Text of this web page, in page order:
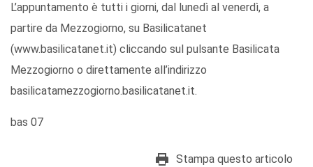
L’appuntamento è tutti i giorni, dal lunedì al venerdì, a
partire da Mezzogiorno, su Basilicatanet
(www.basilicatanet.it) cliccando sul pulsante Basilicata
Mezzogiorno o direttamente all’indirizzo
basilicatamezzogiorno.basilicatanet.it.
bas 07
Stampa questo articolo